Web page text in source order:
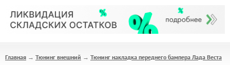
Главная → Тюнинг внешний → Тюнинг накладка переднего бампера Лада Веста